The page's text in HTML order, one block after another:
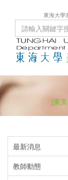
東海大學
[東
最新消息
教師動態